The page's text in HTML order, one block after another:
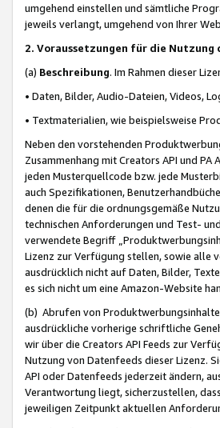
umgehend einstellen und sämtliche
jeweils verlangt, umgehend von Ihrer
2. Voraussetzungen für die Nutzung
(a) Beschreibung. Im Rahmen dieser
• Daten, Bilder, Audio-Dateien, Videos,
• Textmaterialien, wie beispielsweise
Neben den vorstehenden
Zusammenhang mit Creators API und
jeden Musterquellcode bzw. jede
auch Spezifikationen,
denen die für die ordnungsgemäße
technischen Anforderungen und Test-
verwendete Begriff
Lizenz zur Verfügung stellen, sowie alle
ausdrücklich nicht auf Daten, Bilder,
es sich nicht um eine Amazon-Website
(b) Abrufen von
ausdrückliche vorherige schriftliche
wir über die Creators API Feeds zur
Nutzung von Datenfeeds dieser Lizenz.
API oder Datenfeeds jederzeit ändern,
Verantwortung liegt, sicherzustellen,
jeweiligen Zeitpunkt aktuellen